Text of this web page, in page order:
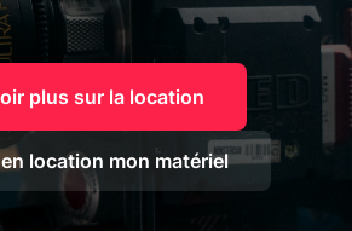
plus sur la location
location mon matériel